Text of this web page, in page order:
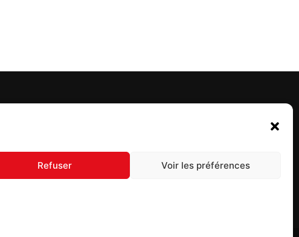
Refuser Voir les préférences